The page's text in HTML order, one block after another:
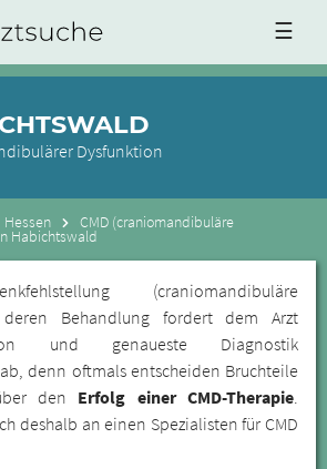
☰
Dysfunktion
Hessen CMD (craniomandibuläre
Habichtswald
(craniomandibuläre
Behandlung fordert dem Arzt
und genaueste Diagnostik
denn oftmals entscheiden Bruchteile
den Erfolg einer CMD-Therapie.
deshalb an einen Spezialisten für CMD